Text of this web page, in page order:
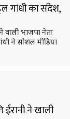
गांधी का संदेश,
भाजपा नेता
ने सोशल मीडिया
ने खाली